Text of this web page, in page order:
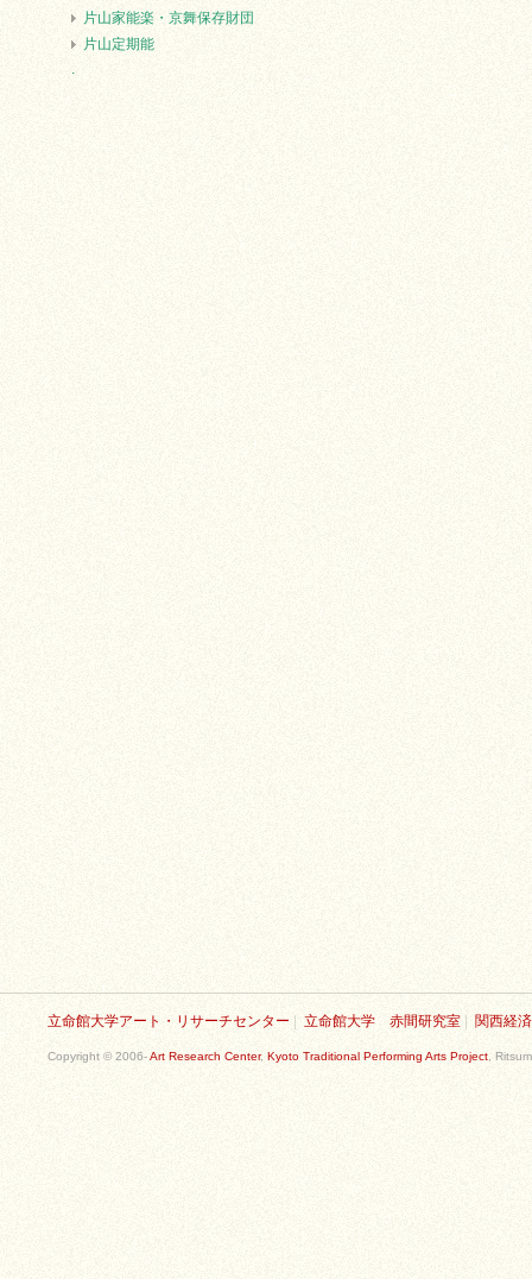
片山家能楽・京舞保存財団
片山定期能
.
立命館大学アート・リサーチセンター 立命館大学 赤間研究室 関西経
Copyright © 2006-Art Research Center, Kyoto Traditional Performing Arts Project ,